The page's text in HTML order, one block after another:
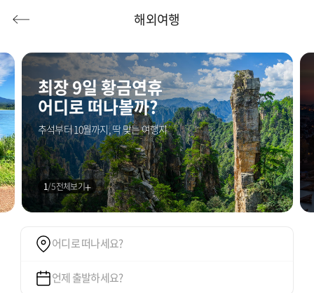
허니문 기획전/홈쇼핑 이벤트/혜택
투어플랜
여행혜택+
허니문 투어플랜/라이프 기업/단체
해외여행
최장 9일 황금연휴
어디로 떠나볼까?
추석부터 10월까지, 딱 맞는 여행지
안심하고 떠나는
100% 출발 확정
오직 여행이지에서만 만나는 유럽 특가
1/5전체보기
어디로 떠나세요?
언제 출발하세요?